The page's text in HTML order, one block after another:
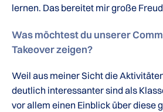
lernen. Das bereitet mir große
Was möchtest du unserer
Takeover zeigen?
Weil aus meiner Sicht die
deutlich interessanter sind als
vor allem einen Einblick über diese